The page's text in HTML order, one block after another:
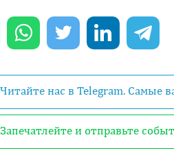
Читайте нас в Telegram. Самые
Запечатлейте и отправьте